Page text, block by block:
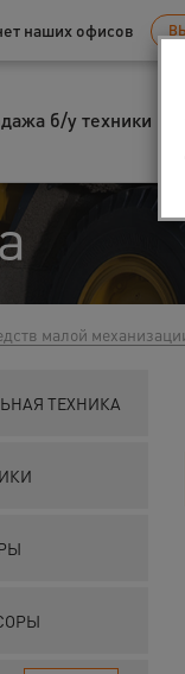
наших офисов
б/у техники
малой
ТЕХНИКА